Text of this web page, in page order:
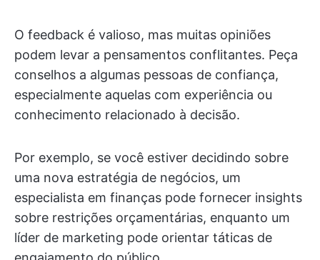
O feedback é valioso, mas muitas opiniões
podem levar a pensamentos conflitantes. Peça
conselhos a algumas pessoas de confiança,
especialmente aquelas com experiência ou
conhecimento relacionado à decisão.
Por exemplo, se você estiver decidindo sobre
uma nova estratégia de negócios, um
especialista em finanças pode fornecer insights
sobre restrições orçamentárias, enquanto um
líder de marketing pode orientar táticas de